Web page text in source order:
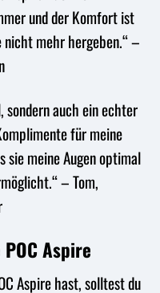
und der Komfort ist
mehr hergeben.“ –
auch ein echter
für meine
sie meine Augen optimal
– Tom,
Aspire
Aspire hast, solltest du